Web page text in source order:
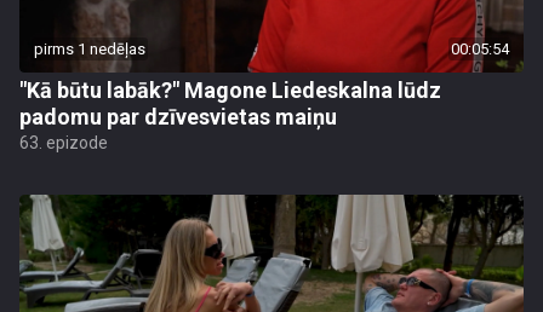
pirms 1 nedēļas 00:05:54
"Kā būtu labāk?" Magone Liedeskalna lūdz
padomu par dzīvesvietas maiņu
63. epizode